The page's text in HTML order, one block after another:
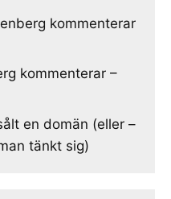
kommenterar
kommenterar –
en domän (eller –
tänkt sig)